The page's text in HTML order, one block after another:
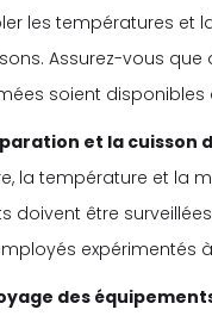
les températures et
Assurez-vous que
soient disponibles
et la cuisson
la température et la
doivent être
expérimentés
des